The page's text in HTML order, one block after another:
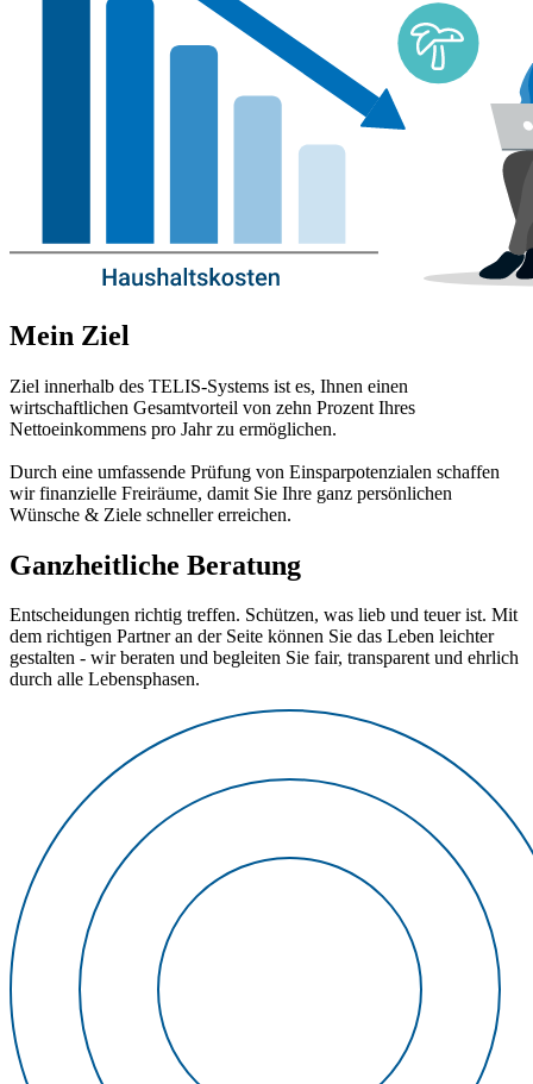
Mein Ziel
Ziel innerhalb des TELIS-Systems ist es, Ihnen einen
wirtschaftlichen Gesamtvorteil von zehn Prozent Ihres
Nettoeinkommens pro Jahr zu ermöglichen.
Durch eine umfassende Prüfung von Einsparpotenzialen schaffen
wir finanzielle Freiräume, damit Sie Ihre ganz persönlichen
Wünsche & Ziele schneller erreichen.
Ganzheitliche Beratung
Entscheidungen richtig treffen. Schützen, was lieb und teuer ist. Mit
dem richtigen Partner an der Seite können Sie das Leben leichter
gestalten - wir beraten und begleiten Sie fair, transparent und ehrlich
durch alle Lebensphasen.